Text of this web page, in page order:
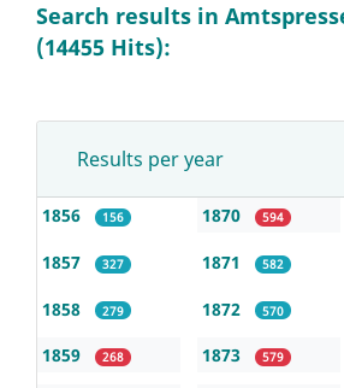
Search results in
(14455 Hits):
Results per year
1856 156
1857 327
1858 279
1859 268
1870 594
1871 582
1872 570
1873 579